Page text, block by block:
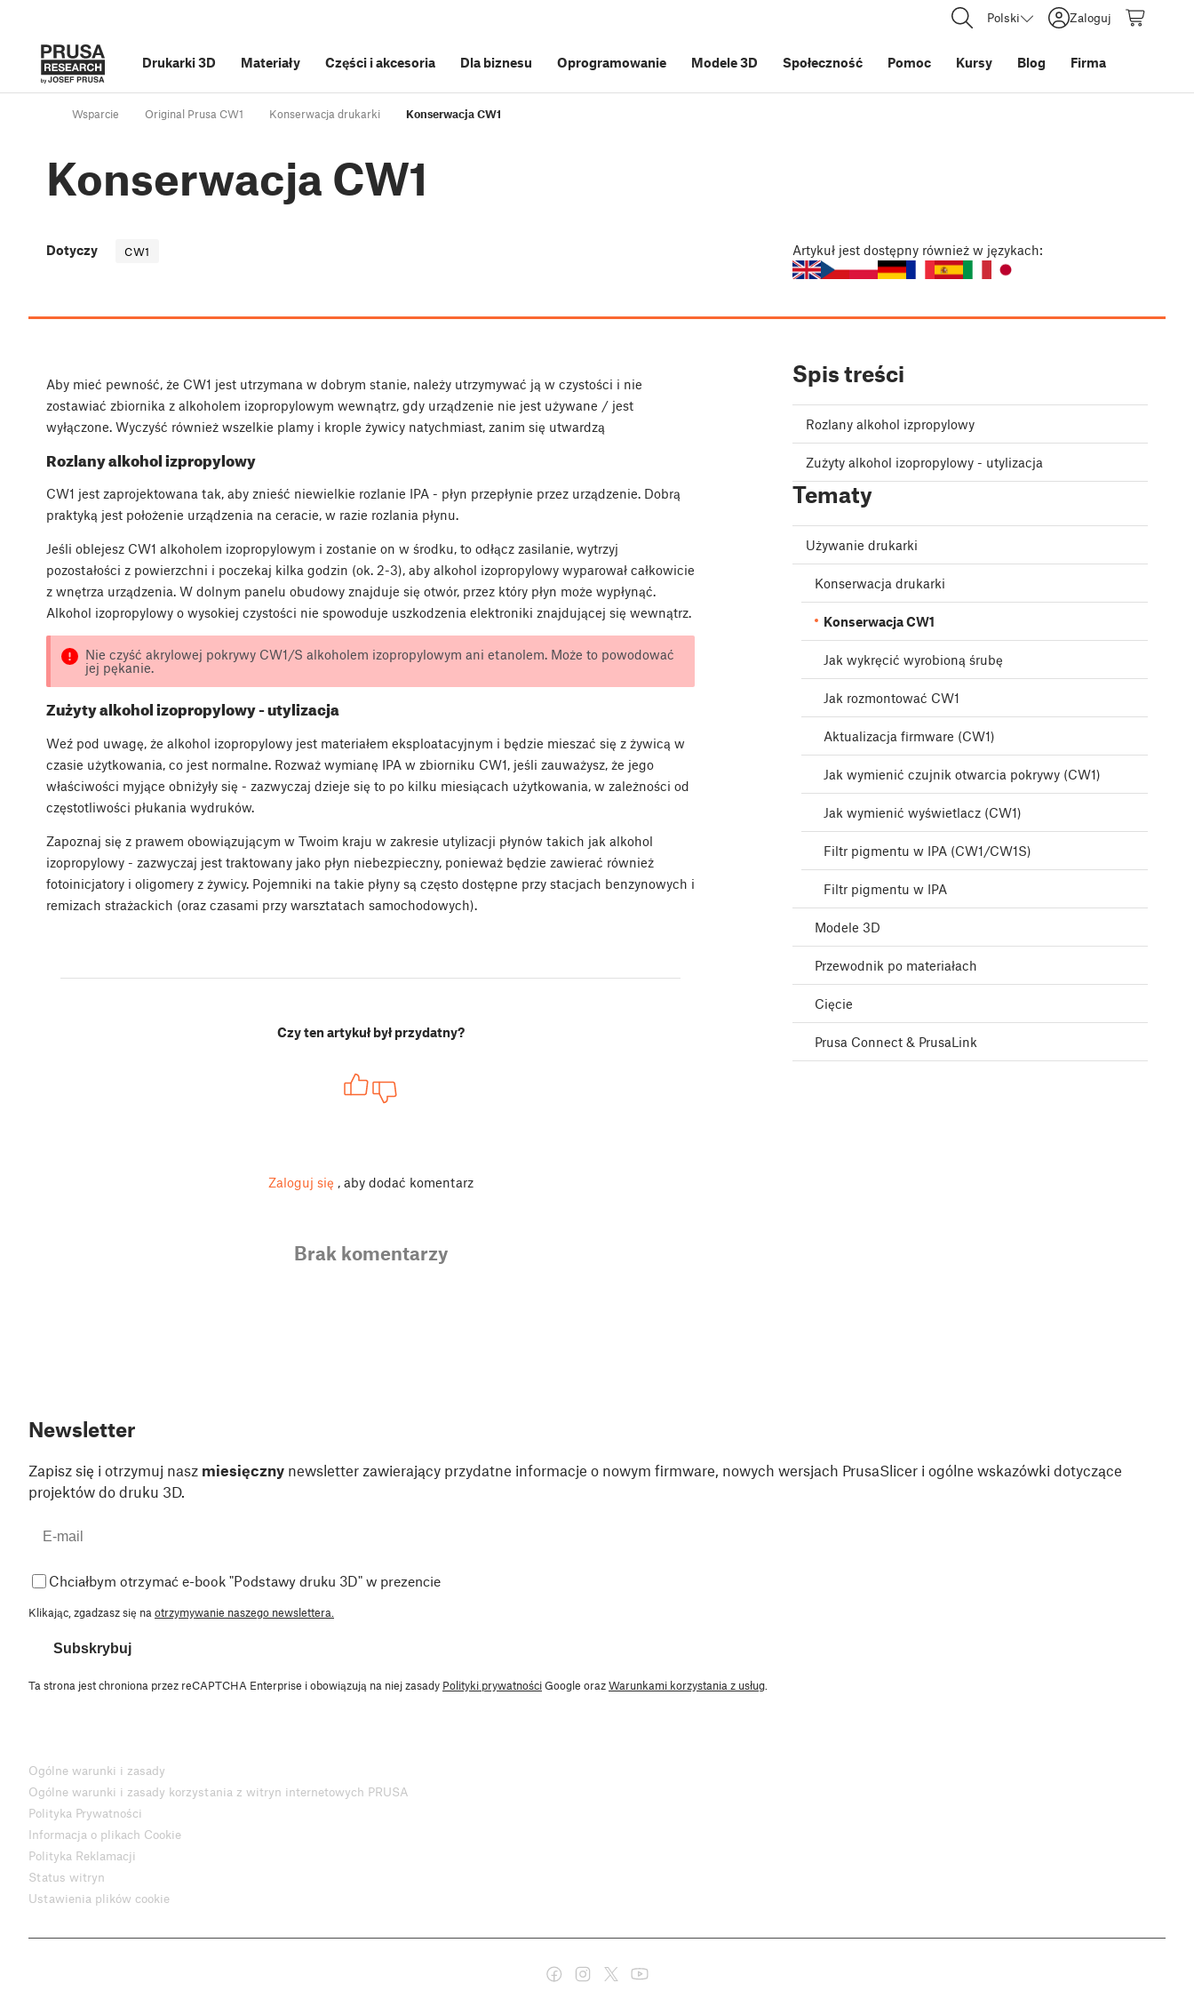
Polski Zaloguj
Drukarki 3D Materiały Części i akcesoria Dla biznesu Oprogramowanie Modele 3D Społeczność Pomoc Kursy Blog Firma
Wsparcie Original Prusa CW1 Konserwacja drukarki Konserwacja CW1
Konserwacja CW1
Dotyczy CW1 Artykuł jest dostępny również w językach:
Aby mieć pewność, że CW1 jest utrzymana w dobrym stanie, należy utrzymywać ją w czystości i nie
zostawiać zbiornika z alkoholem izopropylowym wewnątrz, gdy urządzenie nie jest używane / jest
wyłączone. Wyczyść również wszelkie plamy i krople żywicy natychmiast, zanim się utwardzą
Rozlany alkohol izpropylowy
CW1 jest zaprojektowana tak, aby znieść niewielkie rozlanie IPA - płyn przepłynie przez urządzenie. Dobrą
praktyką jest położenie urządzenia na ceracie, w razie rozlania płynu.
Jeśli oblejesz CW1 alkoholem izopropylowym i zostanie on w środku, to odłącz zasilanie, wytrzyj
pozostałości z powierzchni i poczekaj kilka godzin (ok. 2-3), aby alkohol izopropylowy wyparował całkowicie
z wnętrza urządzenia. W dolnym panelu obudowy znajduje się otwór, przez który płyn może wypłynąć.
Alkohol izopropylowy o wysokiej czystości nie spowoduje uszkodzenia elektroniki znajdującej się wewnątrz.
Nie czyść akrylowej pokrywy CW1/S alkoholem izopropylowym ani etanolem. Może to powodować
jej pękanie.
Zużyty alkohol izopropylowy - utylizacja
Weź pod uwagę, że alkohol izopropylowy jest materiałem eksploatacyjnym i będzie mieszać się z żywicą w
czasie użytkowania, co jest normalne. Rozważ wymianę IPA w zbiorniku CW1, jeśli zauważysz, że jego
właściwości myjące obniżyły się - zazwyczaj dzieje się to po kilku miesiącach użytkowania, w zależności od
częstotliwości płukania wydruków.
Zapoznaj się z prawem obowiązującym w Twoim kraju w zakresie utylizacji płynów takich jak alkohol
izopropylowy - zazwyczaj jest traktowany jako płyn niebezpieczny, ponieważ będzie zawierać również
fotoinicjatory i oligomery z żywicy. Pojemniki na takie płyny są często dostępne przy stacjach benzynowych i
remizach strażackich (oraz czasami przy warsztatach samochodowych).
Czy ten artykuł był przydatny?
Zaloguj się , aby dodać komentarz
Brak komentarzy
Spis treści
Rozlany alkohol izpropylowy
Zużyty alkohol izopropylowy - utylizacja
Tematy
Używanie drukarki
Konserwacja drukarki
Konserwacja CW1
Jak wykręcić wyrobioną śrubę
Jak rozmontować CW1
Aktualizacja firmware ‪(CW1)
Jak wymienić czujnik otwarcia pokrywy (CW1)
Jak wymienić wyświetlacz (CW1)
Filtr pigmentu w IPA (CW1/CW1S)
Filtr pigmentu w IPA
Modele 3D
Przewodnik po materiałach
Cięcie
Prusa Connect & PrusaLink
Newsletter
Zapisz się i otrzymuj nasz miesięczny newsletter zawierający przydatne informacje o nowym firmware, nowych wersjach PrusaSlicer i ogólne wskazówki dotyczące
projektów do druku 3D.
Chciałbym otrzymać e-book "Podstawy druku 3D" w prezencie
Klikając, zgadzasz się na otrzymywanie naszego newslettera.
Subskrybuj
Ta strona jest chroniona przez reCAPTCHA Enterprise i obowiązują na niej zasady Polityki prywatnościGoogle orazWarunkami korzystania z usług
Ogólne warunki i zasady
Ogólne warunki i zasady korzystania z witryn internetowych PRUSA
Polityka Prywatności
Informacja o plikach Cookie
Polityka Reklamacji
Status witryn
Ustawienia plików cookie